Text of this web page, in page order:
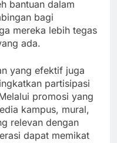
bantuan dalam
bagi
mereka lebih tegas
ada.
yang efektif juga
partisipasi
promosi yang
kampus, mural,
relevan dengan
dapat memikat